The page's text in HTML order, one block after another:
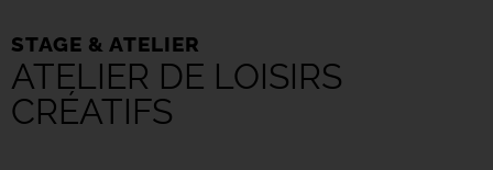
STAGE & ATELIER
ATELIER DE LOISIRS
CRÉATIFS